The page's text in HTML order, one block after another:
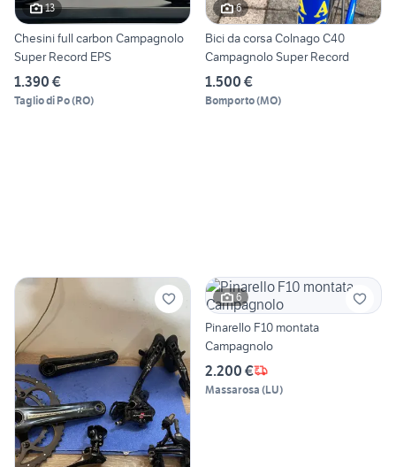
13
Chesini full carbon Campagnolo
Super Record EPS
1.390 €
Taglio di Po(RO)
6
Bici da corsa Colnago C40
Campagnolo Super Record
1.500 €
Bomporto(MO)
6
Pinarello F10 montata
Campagnolo
2.200 €
Massarosa (LU)